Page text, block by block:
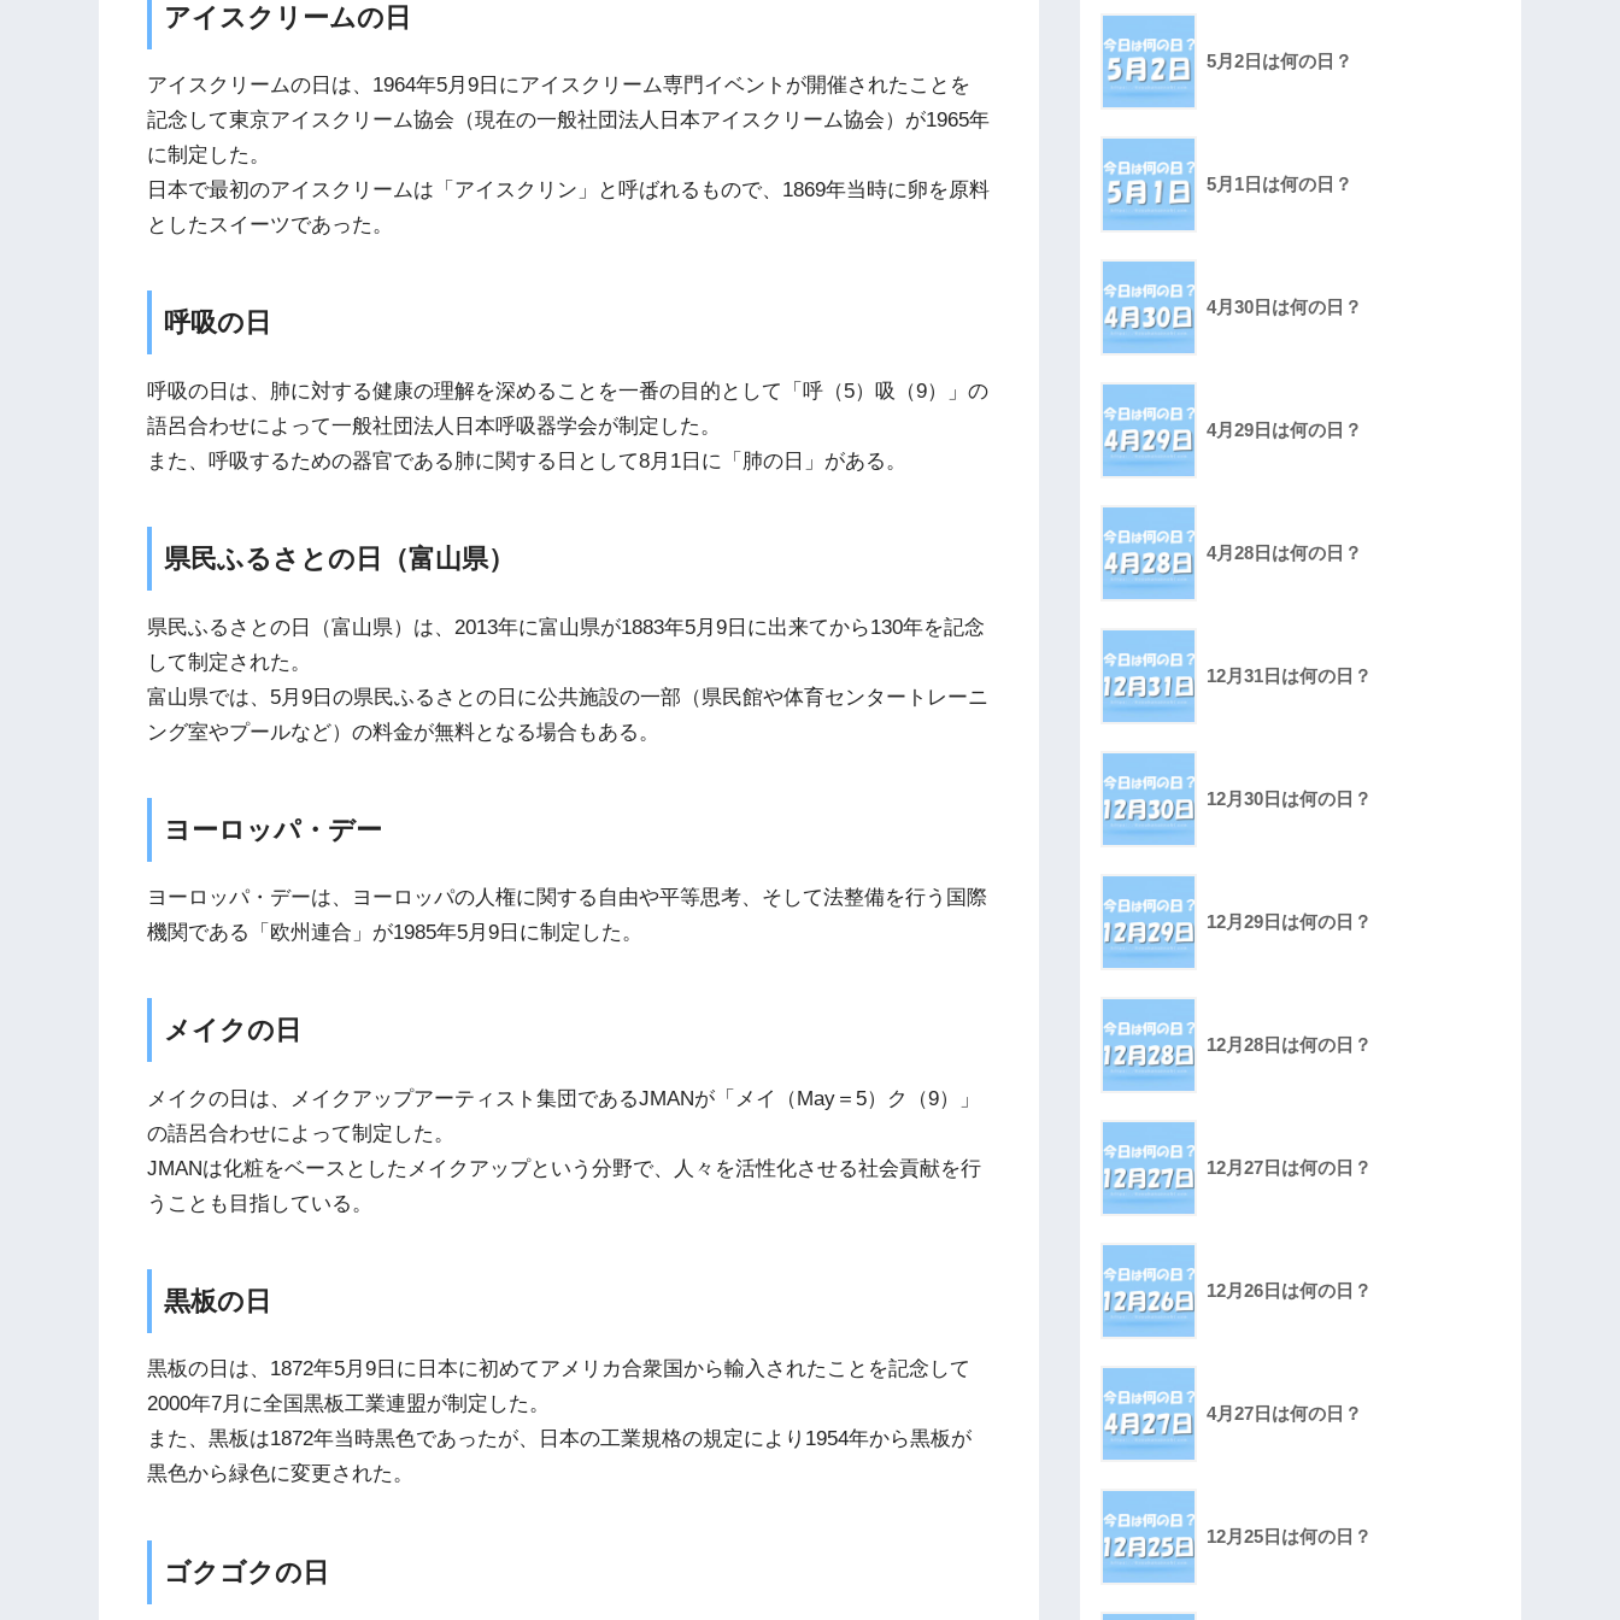
アイスクリームの日
アイスクリームの日は、1964年5月9日にアイスクリーム専門イベントが開催されたことを
記念して東京アイスクリーム協会（現在の一般社団法人日本アイスクリーム協会）が1965年
に制定した。
日本で最初のアイスクリームは「アイスクリン」と呼ばれるもので、1869年当時に卵を原料
としたスイーツであった。
呼吸の日
呼吸の日は、肺に対する健康の理解を深めることを一番の目的として「呼（5）吸（9）」の
語呂合わせによって一般社団法人日本呼吸器学会が制定した。
また、呼吸するための器官である肺に関する日として8月1日に「肺の日」がある。
県民ふるさとの日（富山県）
県民ふるさとの日（富山県）は、2013年に富山県が1883年5月9日に出来てから130年を記念
して制定された。
富山県では、5月9日の県民ふるさとの日に公共施設の一部（県民館や体育センタートレーニ
ング室やプールなど）の料金が無料となる場合もある。
ヨーロッパ・デー
ヨーロッパ・デーは、ヨーロッパの人権に関する自由や平等思考、そして法整備を行う国際
機関である「欧州連合」が1985年5月9日に制定した。
メイクの日
メイクの日は、メイクアップアーティスト集団であるJMANが「メイ（May＝5）ク（9）」
の語呂合わせによって制定した。
JMANは化粧をベースとしたメイクアップという分野で、人々を活性化させる社会貢献を行
うことも目指している。
黒板の日
黒板の日は、1872年5月9日に日本に初めてアメリカ合衆国から輸入されたことを記念して
2000年7月に全国黒板工業連盟が制定した。
また、黒板は1872年当時黒色であったが、日本の工業規格の規定により1954年から黒板が
黒色から緑色に変更された。
ゴクゴクの日
5月2日は何の日？
5月1日は何の日？
4月30日は何の日？
4月29日は何の日？
4月28日は何の日？
12月31日は何の日？
12月30日は何の日？
12月29日は何の日？
12月28日は何の日？
12月27日は何の日？
12月26日は何の日？
4月27日は何の日？
12月25日は何の日？